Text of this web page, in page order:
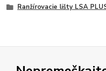
Ranžírovacie lišty LSA